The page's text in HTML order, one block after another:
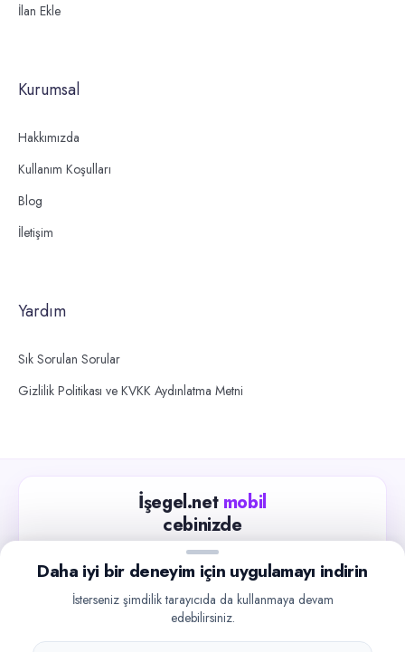
İlan Ekle
Kurumsal
Hakkımızda
Kullanım Koşulları
Blog
İletişim
Yardım
Sık Sorulan Sorular
Gizlilik Politikası ve KVKK Aydınlatma Metni
İşegel.net mobil
cebinizde
Güncel iş ilanlarını takip edin, işverenlerle hızlıca
iletişime geçin.
Google Play
Daha iyi bir deneyim için uygulamayı indirin
İsterseniz şimdilik tarayıcıda da kullanmaya devam
edebilirsiniz.